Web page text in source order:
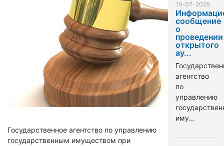
Государственное агентство по управлению
государственным имуществом при
15-07-2025
сообщение
о
проведении
открытого
ау...
агентство
по
управлению
иму...